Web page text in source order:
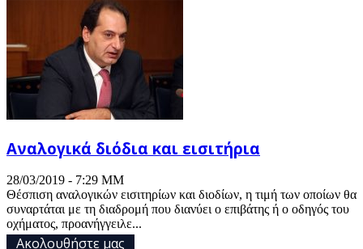
Αναλογικά διόδια και εισιτήρια
28/03/2019 - 7:29 ΜΜ
Θέσπιση αναλογικών εισιτηρίων και διοδίων, η τιμή των οποίων θα
συναρτάται με τη διαδρομή που διανύει ο επιβάτης ή ο οδηγός του
οχήματος, προανήγγειλε...
Ακολουθήστε μας